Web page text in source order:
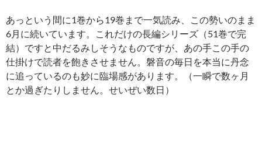
あっという間に1巻から19巻まで一気読み、この勢いのまま
6月に続いています。これだけの長編シリーズ（51巻で完
結）ですと中だるみしそうなものですが、あの手この手の
仕掛けで読者を飽きさせません。磐音の毎日を本当に丹念
に追っているのも妙に臨場感があります。（一瞬で数ヶ月
とか過ぎたりしません。せいぜい数日）